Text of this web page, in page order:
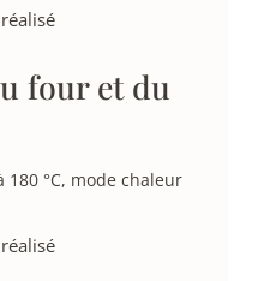
four et du
°C, mode chaleur